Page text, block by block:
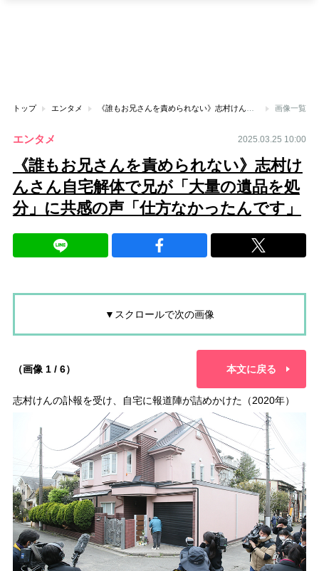
トップ エンタメ 画像一覧
エンタメ 2025.03.25 10:00
《誰もお兄さんを責められない》志村け
んさん自宅解体で兄が「大量の遺品を処
分」に共感の声「仕方なかったんです」
▼スクロールで次の画像
（画像 1 / 6） 本文に戻る
志村けんの訃報を受け、自宅に報道陣が詰めかけた（2020年）